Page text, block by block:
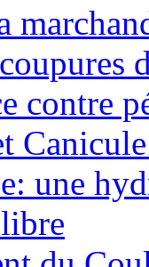
contre
une